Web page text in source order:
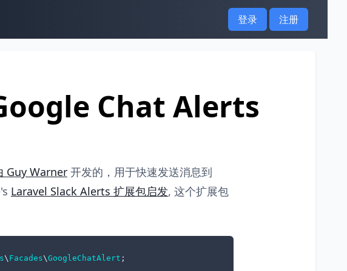
登录 注册
Chat Alerts
Guy Warner开发的，用于快速发送消息到
Laravel Slack Alerts 扩展包启发, 这个扩展包
\ Facades\GoogleChatAlert ;